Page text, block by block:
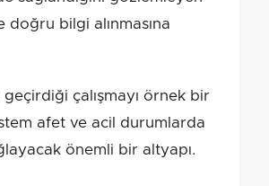
doğru bilgi alınmasına
çalışmayı örnek bir
afet ve acil durumlarda
önemli bir altyapı.